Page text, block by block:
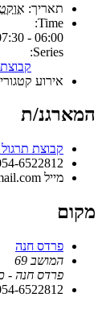
תאריך: אוקטובר
Time:
06:00 - 07:30
Series:
אירוע
המארגנ/ת
קבוצת
6522812
מייל
מקום
פרדס חנה
המושב 69
פרדס חנה -
6522812